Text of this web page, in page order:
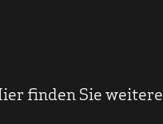
finden Sie weitere